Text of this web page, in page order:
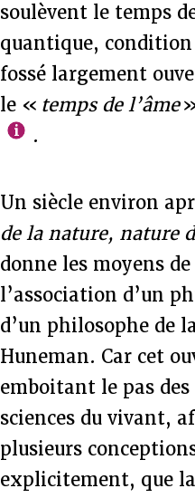
soulèvent le temps
quantique,
fossé largement
le « temps de l’âme
.
Un siècle environ
de la nature, nature
donne les moyens
l’association d’un
d’un philosophe de
Huneman. Car cet
emboitant le pas
sciences du vivant,
plusieurs
explicitement, que